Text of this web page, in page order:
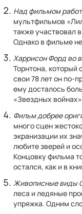
Над фильмом
мультфильмов
также участвовал
Однако в фильме
Харрисон Форд во
Торнтона, который
свои 78 лет он по-
ему досталось
«Звездных
Фильм добрее
много сцен
экранизации их
любите зверей и
Концовку фильма
остался, как и в
Живописные виды
леса и ледяные
упряжка. Одним